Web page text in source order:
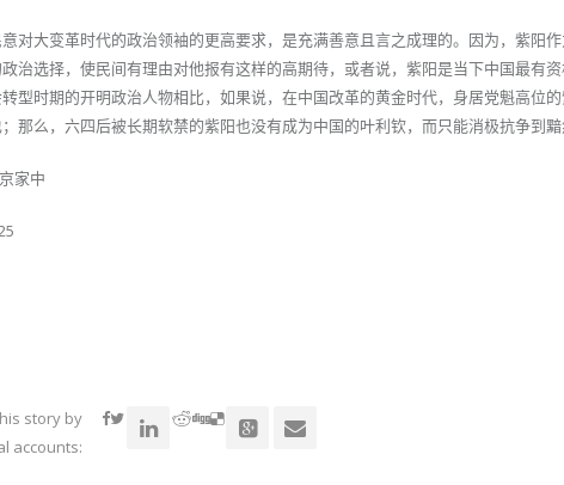
对大变革时代的政治领袖的更高要求，是充满善意且言之成理的。因为，紫阳
治选择，使民间有理由对他报有这样的高期待，或者说，紫阳是当下中国最有资
型时期的开明政治人物相比，如果说，在中国改革的黄金时代，身居党魁高位的
那么，六四后被长期软禁的紫阳也没有成为中国的叶利钦，而只能消极抗争到黯
家中
story by
accounts: